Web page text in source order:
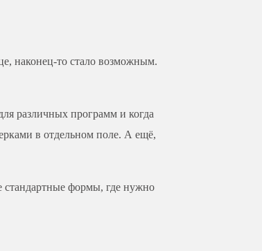
наконец-то стало возможным.
различных программ и когда
в отдельном поле. А ещё,
стандартные формы, где нужно